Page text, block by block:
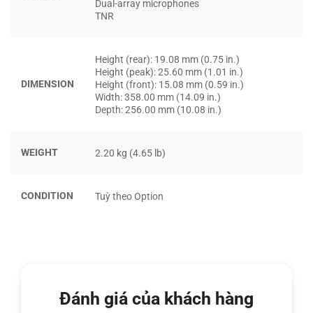
trực tiếp các tác vụ AI cục bộ như phân tích dữ liệu, nhận
Dual-array microphones
TNR
DIMENSION
Height (rear): 19.08 mm (0.75 in.)
Height (peak): 25.60 mm (1.01 in.)
Height (front): 15.08 mm (0.59 in.)
Width: 358.00 mm (14.09 in.)
Depth: 256.00 mm (10.08 in.)
WEIGHT 2.20 kg (4.65 lb)
CONDITION Tuỳ theo Option
Đánh giá của khách hàng